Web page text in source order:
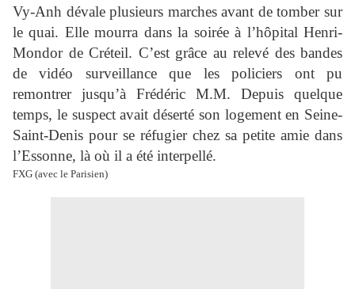
Vy-Anh dévale plusieurs marches avant de tomber sur
le quai. Elle mourra dans la soirée à l’hôpital Henri-
Mondor de Créteil. C’est grâce au relevé des bandes
de vidéo surveillance que les policiers ont pu
remontrer jusqu’à Frédéric M.M. Depuis quelque
temps, le suspect avait déserté son logement en Seine-
Saint-Denis pour se réfugier chez sa petite amie dans
l’Essonne, là où il a été interpellé.
FXG (avec le Parisien)